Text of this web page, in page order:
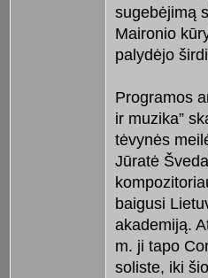
sugebėjimą
Maironio
palydėjo
Programos
ir muzika”
tėvynės
Jūratė
baigusi
akademiją.
m. ji tapo
soliste, iki